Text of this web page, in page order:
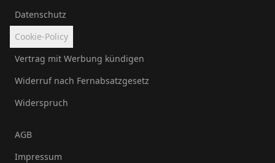
Datenschutz
Cookie-Policy
Vertrag mit Werbung kündigen
Widerruf nach Fernabsatzgesetz
Widerspruch
AGB
Impressum